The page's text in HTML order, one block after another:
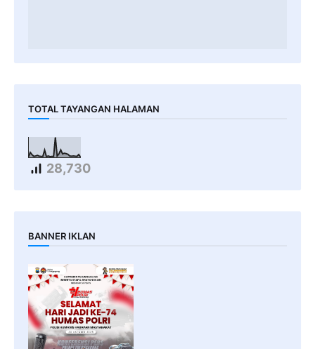
TOTAL TAYANGAN HALAMAN
28,730
BANNER IKLAN